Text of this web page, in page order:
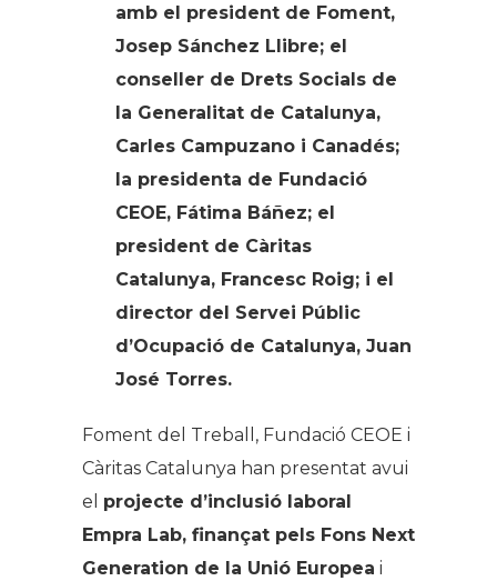
amb el president de Foment,
Josep Sánchez Llibre; el
conseller de Drets Socials de
la Generalitat de Catalunya,
Carles Campuzano i Canadés;
la presidenta de Fundació
CEOE, Fátima Báñez; el
president de Càritas
Catalunya, Francesc Roig; i el
director del Servei Públic
d’Ocupació de Catalunya, Juan
José Torres.
Foment del Treball, Fundació CEOE i
Càritas Catalunya han presentat avui
el projecte d’inclusió laboral
Empra Lab, finançat pels Fons Next
Generation de la Unió Europea i